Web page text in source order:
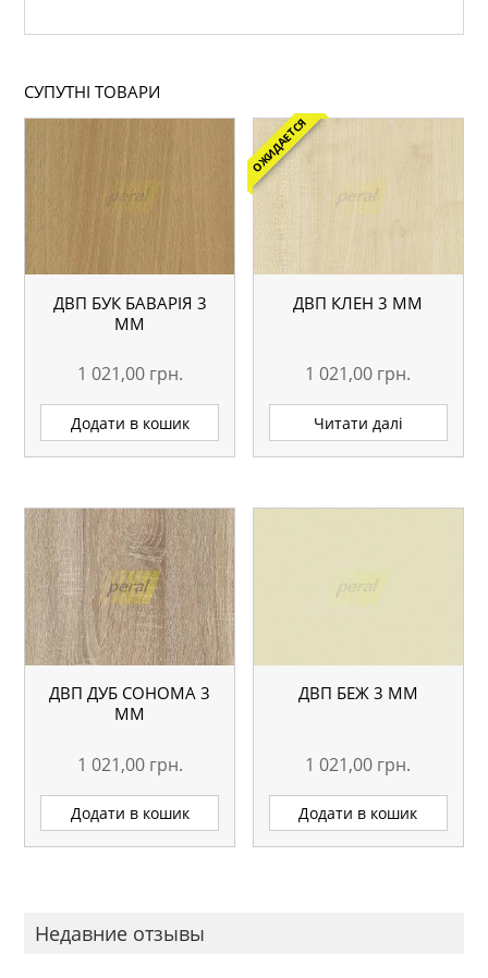
СУПУТНІ ТОВАРИ
ДВП БУК БАВАРІЯ 3
ММ
1 021,00 грн.
Додати в кошик
ОЖИДАЕТСЯ
ДВП КЛЕН 3 ММ
1 021,00 грн.
Читати далі
ДВП ДУБ СОНОМА 3
ММ
1 021,00 грн.
Додати в кошик
ДВП БЕЖ 3 ММ
1 021,00 грн.
Додати в кошик
Недавние отзывы